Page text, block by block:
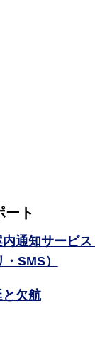
ート
通知サービ
SMS）
と欠航